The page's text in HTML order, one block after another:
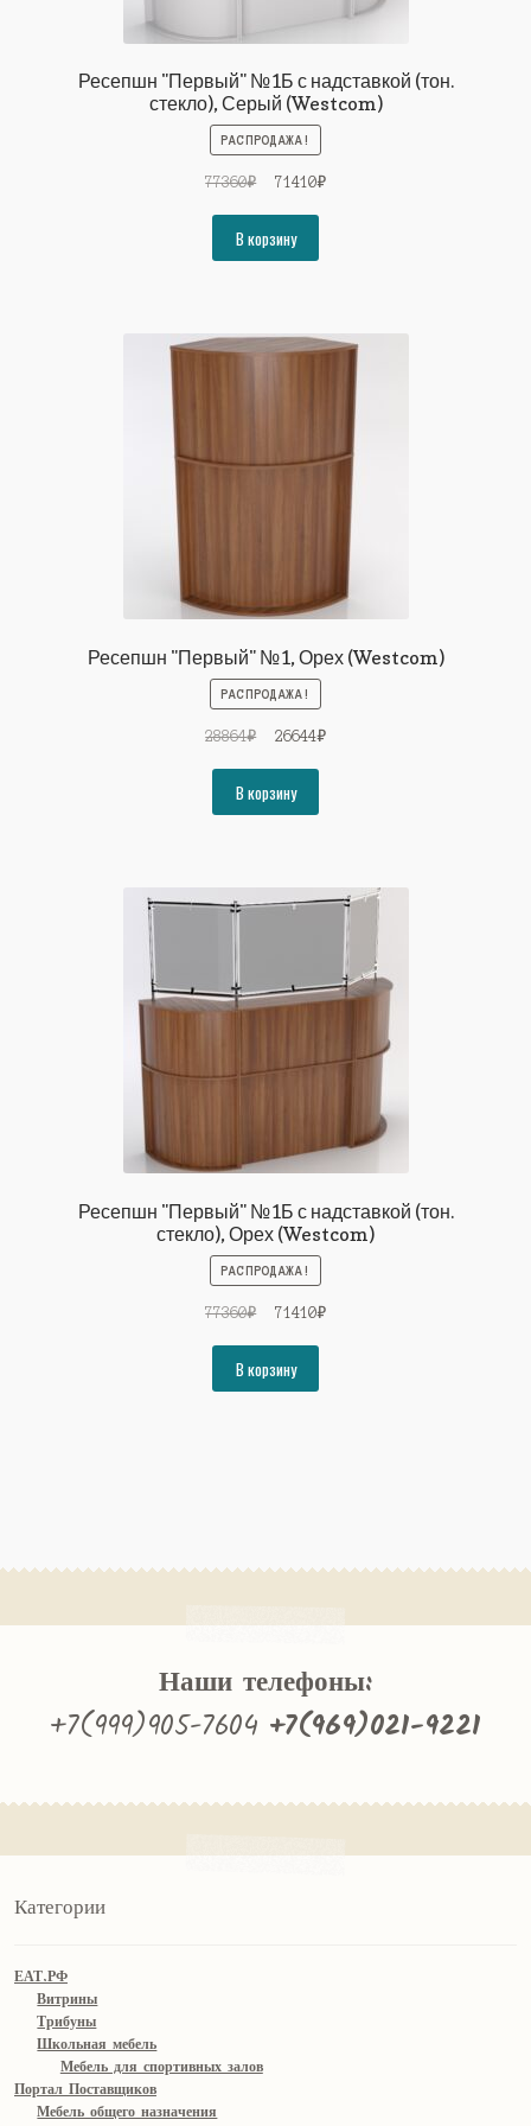
Ресепшн "Первый" №1Б с надставкой (тон.
стекло), Серый (Westcom)
РАСПРОДАЖА!
77360₽
Первоначальная
составляла
77360₽.
71410₽Текущая
В корзину
Ресепшн "Первый" №1, Орех (Westcom)
РАСПРОДАЖА!
28864₽
Первоначальная
составляла
28864₽.
26644₽Текущая
В корзину
Ресепшн "Первый" №1Б с надставкой (тон.
стекло), Орех (Westcom)
РАСПРОДАЖА!
77360₽
Первоначальная
составляла
77360₽.
71410₽Текущая
В корзину
Наши телефоны:
+7(999)905-7604 +7(969)021-9221
Категории
ЕАТ.РФ
Витрины
Трибуны
Школьная мебель
Мебель для спортивных залов
Портал Поставщиков
Мебель общего назначения